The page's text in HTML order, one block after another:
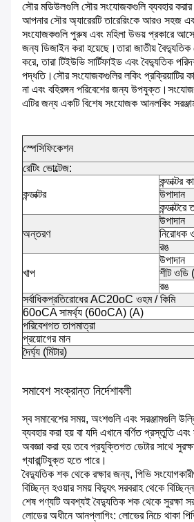
সৌর মডিউলগুলি সৌর সংযোজকগুলি ব্যবহার করার
আপনার সৌর অ্যারেরটি তারেরিংকে আরও সহজ
সংযোজকগুলি পুরুষ এবং মহিলা উভয় প্রকারে আসে
জন্য ডিজাইন করা হয়েছে।তারা জাতীয়
করে, তারা টিইউভি সার্টিফাইড এবং বৈদ্যুতিক
পদ্ধতি।সৌর সংযোজকগুলির লকিং প্রক্রিয়াটির
না এবং বহিরঙ্গন পরিবেশের জন্য
এটির জন্য একটি বিশেষ সংযোজক আনলকিং
স্পেসিফিকেশন
রেটিং ভোল্টেজ:
কন্ডাক্টর
কন্ডাক্টর
উপাদান
কন্ডাক্টরে
অন্তরণ
উপাদান
নিরোধক
রঙ
খাপ
উপাদান
শীট ওডি
রঙ
সর্বাধিকপ্রতিরোধের AC20oC ওহম / কিমি
60oCA সামর্থ্য (60oCA) (A)
পরিবেশগত তাপমাত্রা
প্রয়োগের মান
দৈর্ঘ্য (মিটার)
সমাবেশ সংক্রান্ত নির্দেশাবলী
স্ব সমাবেশের সময়, অংশগুলি এবং সরঞ্জামগুলি
ব্যবহার করা হয় বা যদি এখানে বর্ণিত প্রস্তুতি এবং
অবজ্ঞা করা হয় তবে প্রযুক্তিগত ডেটার সাথে
গ্যারান্টিযুক্ত হতে পারে।
বৈদ্যুতিক শক থেকে রক্ষার জন্য, পিভি
বিচ্ছিন্ন হওয়ার সময় বিদ্যুৎ সরবরাহ থেকে
শেষ পণ্যটি অবশ্যই বৈদ্যুতিক শক থেকে সুরক্ষা
লোডের অধীনে আনপ্লাগিং: লোভের নিচে থাকা